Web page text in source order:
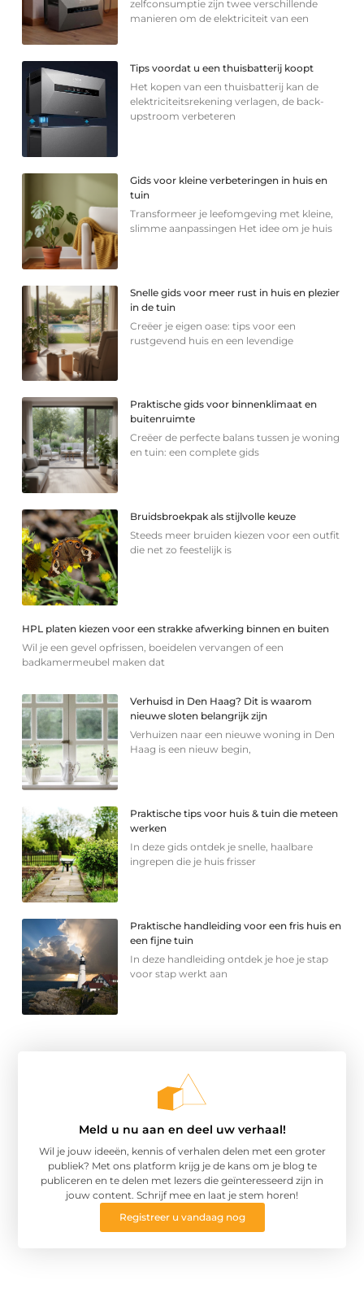
zelfconsumptie zijn twee verschillende
manieren om de elektriciteit van een
Tips voordat u een thuisbatterij koopt
Het kopen van een thuisbatterij kan de
elektriciteitsrekening verlagen, de back-
upstroom verbeteren
Gids voor kleine verbeteringen in huis en
tuin
Transformeer je leefomgeving met kleine,
slimme aanpassingen Het idee om je huis
Snelle gids voor meer rust in huis en plezier
in de tuin
Creëer je eigen oase: tips voor een
rustgevend huis en een levendige
Praktische gids voor binnenklimaat en
buitenruimte
Creëer de perfecte balans tussen je woning
en tuin: een complete gids
Bruidsbroekpak als stijlvolle keuze
Steeds meer bruiden kiezen voor een outfit
die net zo feestelijk is
HPL platen kiezen voor een strakke afwerking binnen en buiten
Wil je een gevel opfrissen, boeidelen vervangen of een
badkamermeubel maken dat
Verhuisd in Den Haag? Dit is waarom
nieuwe sloten belangrijk zijn
Verhuizen naar een nieuwe woning in Den
Haag is een nieuw begin,
Praktische tips voor huis & tuin die meteen
werken
In deze gids ontdek je snelle, haalbare
ingrepen die je huis frisser
Praktische handleiding voor een fris huis en
een fijne tuin
In deze handleiding ontdek je hoe je stap
voor stap werkt aan
Meld u nu aan en deel uw verhaal!
Wil je jouw ideeën, kennis of verhalen delen met een groter
publiek? Met ons platform krijg je de kans om je blog te
publiceren en te delen met lezers die geïnteresseerd zijn in
jouw content. Schrijf mee en laat je stem horen!
Registreer u vandaag nog